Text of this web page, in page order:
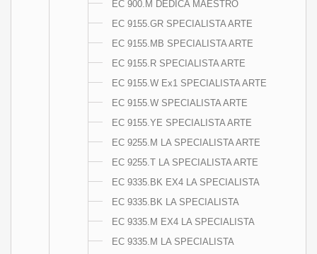
EC 900.M DEDICA MAESTRO
EC 9155.GR SPECIALISTA ARTE
EC 9155.MB SPECIALISTA ARTE
EC 9155.R SPECIALISTA ARTE
EC 9155.W Ex1 SPECIALISTA ARTE
EC 9155.W SPECIALISTA ARTE
EC 9155.YE SPECIALISTA ARTE
EC 9255.M LA SPECIALISTA ARTE
EC 9255.T LA SPECIALISTA ARTE
EC 9335.BK EX4 LA SPECIALISTA
EC 9335.BK LA SPECIALISTA
EC 9335.M EX4 LA SPECIALISTA
EC 9335.M LA SPECIALISTA